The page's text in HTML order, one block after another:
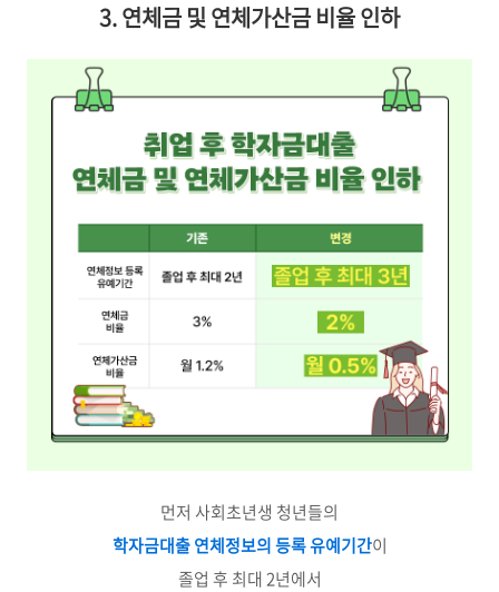
3. 연체금 및 연체가산금 비율 인하
먼저 사회초년생 청년들의
학자금대출 연체정보의 등록 유예기간이
졸업 후 최대 2년에서